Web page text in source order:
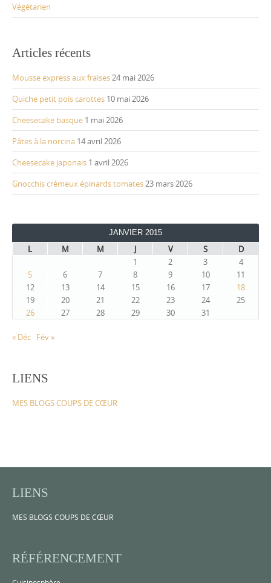
Végétarien
Articles récents
Mousse express aux fraises 24 mai 2026
Quiche petit pois carottes 10 mai 2026
Cheesecake basque 1 mai 2026
Pâtes à la norcina 14 avril 2026
Cheesecake japonais 1 avril 2026
Gnocchis crémeux épinards tomates 23 mars 2026
JANVIER 2015
L M M J V S
D
1
2 3
4
5
6 7 8 9 10
11
12
13 14 15 16 17
18
19
20 21 22 23 24
25
26
27 28 29 30 31
« Déc Fév »
LIENS
MES BLOGS COUPS DE CŒUR
LIENS
MES BLOGS COUPS DE CŒUR
RÉFÉRENCEMENT